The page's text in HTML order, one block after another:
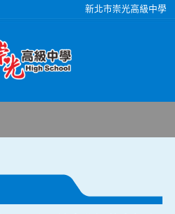
新北市崇光高級中學